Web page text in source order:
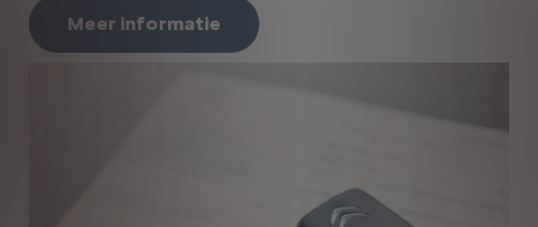
Meer informatie